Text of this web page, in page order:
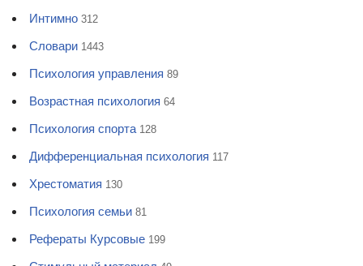
Интимно 312
Словари 1443
Психология управления 89
Возрастная психология 64
Психология спорта 128
Дифференциальная психология 117
Хрестоматия 130
Психология семьи 81
Рефераты Курсовые 199